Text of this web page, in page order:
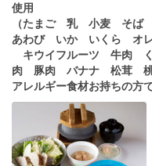
使用
（たまご 乳 小麦 そ
あわび いか いくら オ
キウイフルーツ 牛肉
肉 豚肉 バナナ 松茸
アレルギー食材お持ちの方